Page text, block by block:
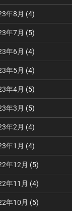
年8月 (4)
年7月 (5)
年6月 (4)
年5月 (4)
年4月 (5)
年3月 (5)
年2月 (4)
年1月 (4)
年12月 (5)
年11月 (4)
年10月 (5)